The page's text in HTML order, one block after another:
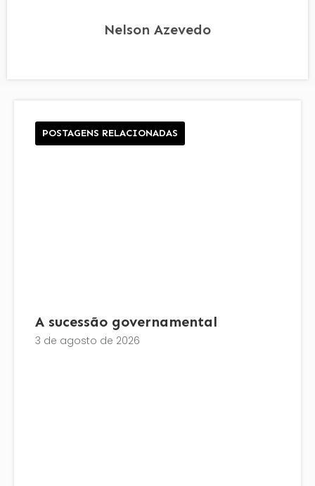
Nelson Azevedo
POSTAGENS RELACIONADAS
A sucessão governamental
3 de agosto de 2026